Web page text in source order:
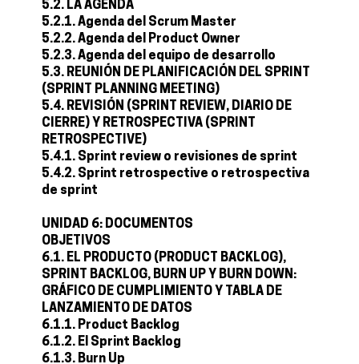
5.2. LA AGENDA
5.2.1. Agenda del Scrum Master
5.2.2. Agenda del Product Owner
5.2.3. Agenda del equipo de desarrollo
5.3. REUNIÓN DE PLANIFICACIÓN DEL SPRINT
(SPRINT PLANNING MEETING)
5.4. REVISIÓN (SPRINT REVIEW, DIARIO DE
CIERRE) Y RETROSPECTIVA (SPRINT
RETROSPECTIVE)
5.4.1. Sprint review o revisiones de sprint
5.4.2. Sprint retrospective o retrospectiva
de sprint
UNIDAD 6: DOCUMENTOS
OBJETIVOS
6.1. EL PRODUCTO (PRODUCT BACKLOG),
SPRINT BACKLOG, BURN UP Y BURN DOWN:
GRÁFICO DE CUMPLIMIENTO Y TABLA DE
LANZAMIENTO DE DATOS
6.1.1. Product Backlog
6.1.2. El Sprint Backlog
6.1.3. Burn Up